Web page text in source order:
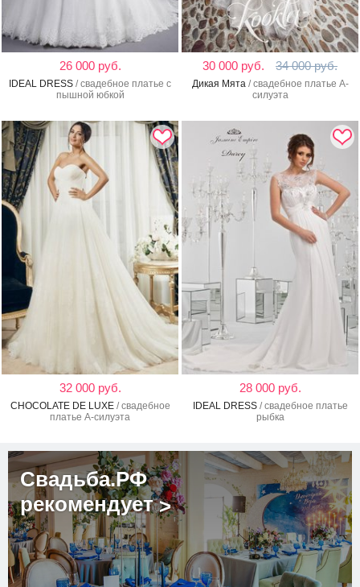
26 000 руб.
IDEAL DRESS / свадебное платье с
пышной юбкой
30 000 руб. 34 000 руб.
Дикая Мята/ свадебное платье А-
силуэта
32 000 руб.
CHOCOLATE DE LUXE/ свадебное
платье А-силуэта
28 000 руб.
IDEAL DRESS/ свадебное платье
рыбка
Свадьба.РФ
рекомендует>